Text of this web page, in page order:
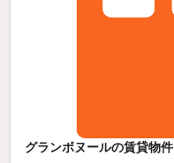
グランボヌールの賃貸物件